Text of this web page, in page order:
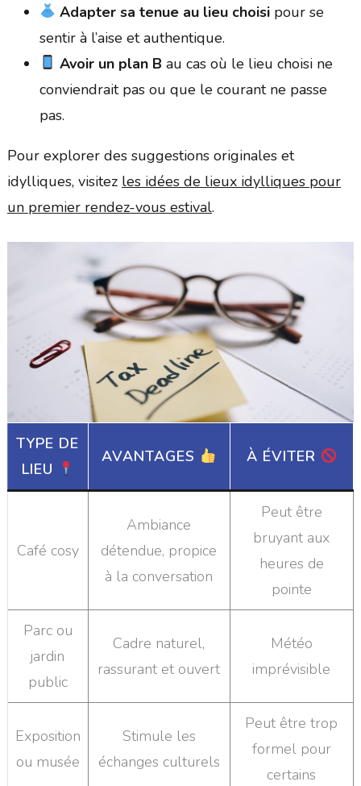
Adapter sa tenue au lieu choisi pour se
sentir à l’aise et authentique.
Avoir un plan B au cas où le lieu choisi ne
conviendrait pas ou que le courant ne passe
pas.
Pour explorer des suggestions originales et
idylliques, visitez les idées de lieux idylliques pour
un premier rendez-vous estival.
TYPE DE
LIEU
AVANTAGES À ÉVITER
Café cosy
Ambiance
détendue, propice
à la conversation
Peut être
bruyant aux
heures de
pointe
Parc ou
jardin
public
Cadre naturel,
rassurant et ouvert
Météo
imprévisible
Exposition
ou musée
Stimule les
échanges culturels
Peut être trop
formel pour
certains